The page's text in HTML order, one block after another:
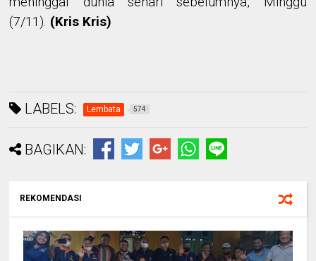
(7/11). (Kris Kris)
LABELS: Lembata 574
BAGIKAN:
REKOMENDASI